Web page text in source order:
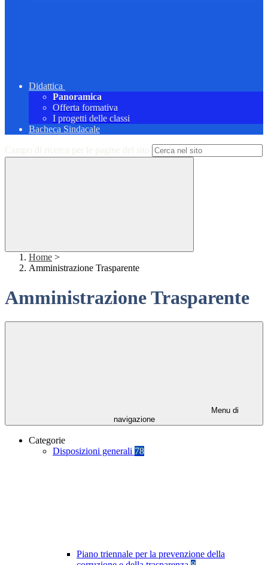
Didattica
Panoramica
Offerta formativa
I progetti delle classi
Bacheca Sindacale
Campo di ricerca per le pagine del sito
Home >
Amministrazione Trasparente
Amministrazione Trasparente
Menu di
navigazione
Categorie
Disposizioni generali 78
Piano triennale per la prevenzione della